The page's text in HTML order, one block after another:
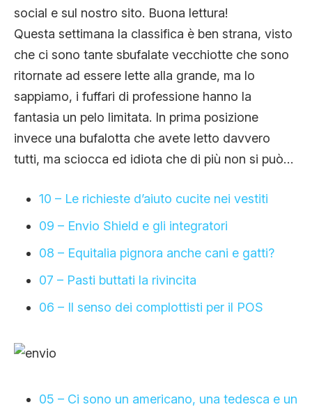
social e sul nostro sito. Buona lettura!
Questa settimana la classifica è ben strana, visto
che ci sono tante sbufalate vecchiotte che sono
ritornate ad essere lette alla grande, ma lo
sappiamo, i fuffari di professione hanno la
fantasia un pelo limitata. In prima posizione
invece una bufalotta che avete letto davvero
tutti, ma sciocca ed idiota che di più non si può…
10 – Le richieste d’aiuto cucite nei vestiti
09 – Envio Shield e gli integratori
08 – Equitalia pignora anche cani e gatti?
07 – Pasti buttati la rivincita
06 – Il senso dei complottisti per il POS
05 – Ci sono un americano, una tedesca e un